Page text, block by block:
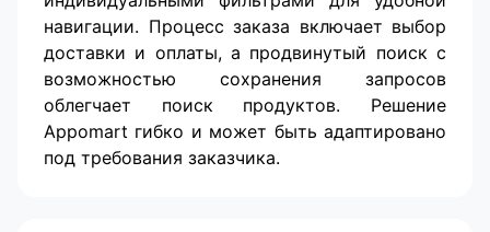
навигации. Процесс заказа включает выбор
доставки и оплаты, а продвинутый поиск с
возможностью сохранения запросов
облегчает поиск продуктов. Решение
Appomart гибко и может быть адаптировано
под требования заказчика.